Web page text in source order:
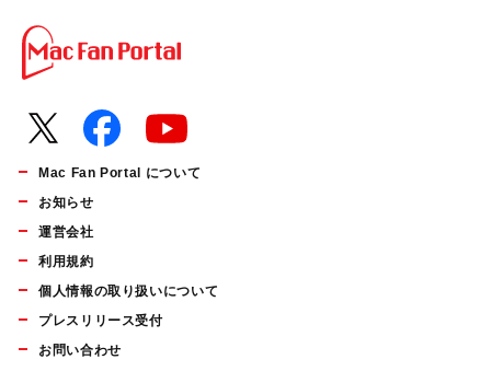
Mac Fan Portal について
お知らせ
運営会社
利用規約
個人情報の取り扱いについて
プレスリリース受付
お問い合わせ